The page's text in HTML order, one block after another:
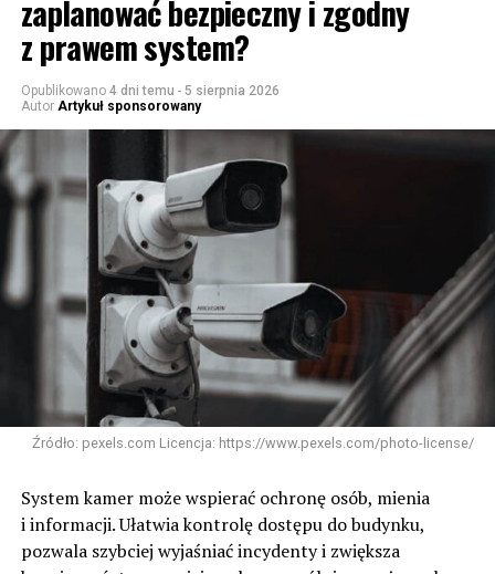
zaplanować bezpieczny i zgodny
z prawem system?
Opublikowano 4 dni temu - 5 sierpnia 2026
Autor Artykuł sponsorowany
Źródło: pexels.com Licencja: https://www.pexels.com/photo-license/
System kamer może wspierać ochronę osób, mienia
i informacji. Ułatwia kontrolę dostępu do budynku,
pozwala szybciej wyjaśniać incydenty i zwiększa